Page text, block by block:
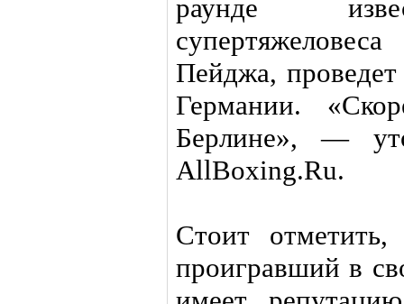
раунде
Пейджа,
Германии.
Берлине», —
AllBoxing.Ru.
Стоит
проигравший в